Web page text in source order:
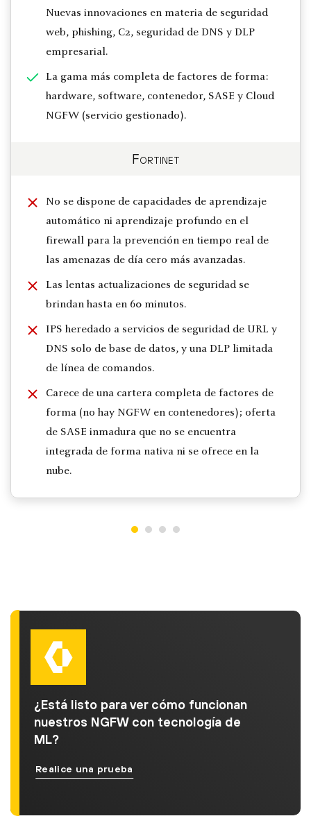
Nuevas innovaciones en materia de seguridad
web, phishing, C2, seguridad de DNS y DLP
empresarial.
La gama más completa de factores de forma:
hardware, software, contenedor, SASE y Cloud
NGFW (servicio gestionado).
Fortinet
No se dispone de capacidades de aprendizaje
automático ni aprendizaje profundo en el
firewall para la prevención en tiempo real de
las amenazas de día cero más avanzadas.
Las lentas actualizaciones de seguridad se
brindan hasta en 60 minutos.
IPS heredado a servicios de seguridad de URL y
DNS solo de base de datos, y una DLP limitada
de línea de comandos.
Carece de una cartera completa de factores de
forma (no hay NGFW en contenedores); oferta
de SASE inmadura que no se encuentra
integrada de forma nativa ni se ofrece en la
nube.
¿Está listo para ver cómo funcionan
nuestros NGFW con tecnología de
ML?
Realice una prueba